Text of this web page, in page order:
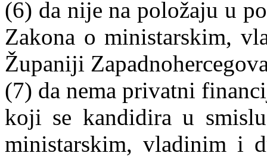
(6) da nije na položaju u
Zakona o ministarskim,
Županiji
(7) da nema privatni
koji se kandidira u
ministarskim, vladinim i